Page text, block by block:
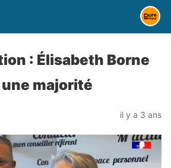
: Élisabeth Borne
majorité
il y a 3 ans